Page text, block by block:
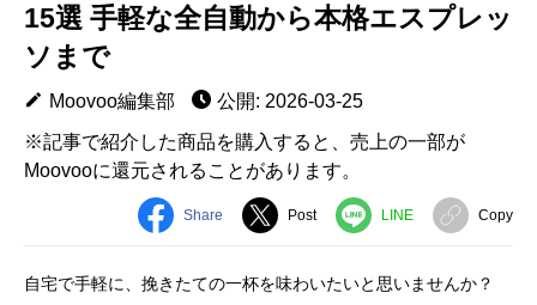
15選 手軽な全自動から本格エスプレッ
ソまで
Moovoo編集部
公開: 2026-03-25
※記事で紹介した商品を購入すると、売上の一部が
Moovooに還元されることがあります。
Share Post LINE Copy
自宅で手軽に、挽きたての一杯を味わいたいと思いませんか？